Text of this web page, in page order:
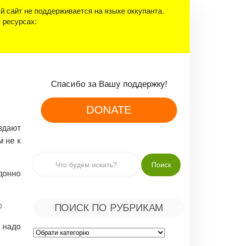
сайт не поддерживается на языке оккупанта.
ресурсах:
не к
надо
Спасибо за Вашу поддержку!
DONATE
ПОИСК ПО РУБРИКАМ
Поиск